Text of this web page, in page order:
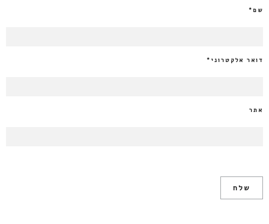
שם*
דואר אלקטרוני *
אתר